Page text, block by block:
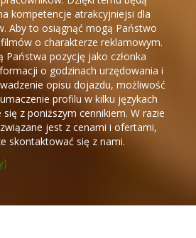
kompetencje atrakcyjniejsi dla
Aby to osiągnąć mogą Państwo
o charakterze reklamowym.
pozycję jako członka
o godzinach urzędowania i
opisu dojazdu, możliwość
profilu w kilku językach
z poniższym cennikiem. W razie
jest z cenami i ofertami,
skontaktować się z nami.